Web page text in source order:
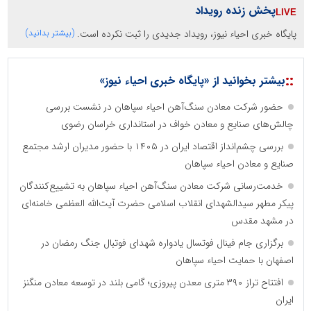
پخش زنده رویداد
پایگاه خبری احیاء نیوز، رویداد جدیدی را ثبت نکرده است. (بیشتر بدانید)
::بیشتر بخوانید از «پایگاه خبری احیاء نیوز»
حضور شرکت معادن سنگ‌آهن احیاء سپاهان در نشست بررسی
چالش‌های صنایع و معادن خواف در استانداری خراسان رضوی
بررسی چشم‌انداز اقتصاد ایران در ۱۴۰۵ با حضور مدیران ارشد مجتمع
صنایع و معادن احیاء سپاهان
خدمت‌رسانی شرکت معادن سنگ‌آهن احیاء سپاهان به تشییع‌کنندگان
پیکر مطهر سیدالشهدای انقلاب اسلامی حضرت آیت‌الله العظمی خامنه‌ای
در مشهد مقدس
برگزاری جام فینال فوتسال یادواره شهدای فوتبال جنگ رمضان در
اصفهان با حمایت احیاء سپاهان
افتتاح تراز ۳۹۰ متری معدن پیروزی؛ گامی بلند در توسعه معادن منگنز
ایران